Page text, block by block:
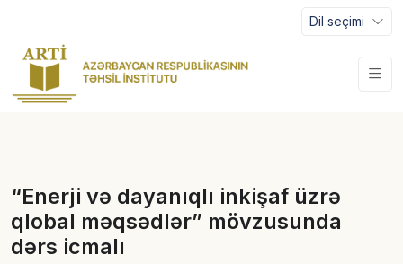
Dil seçimi
“Enerji və dayanıqlı inkişaf üzrə
qlobal məqsədlər” mövzusunda
dərs icmalı